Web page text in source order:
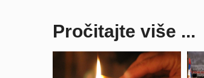
Pročitajte više ...